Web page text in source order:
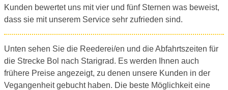
Kunden bewertet uns mit vier und fünf Sternen was beweist,
dass sie mit unserem Service sehr zufrieden sind.
Unten sehen Sie die Reederei/en und die Abfahrtszeiten für
die Strecke Bol nach Starigrad. Es werden Ihnen auch
frühere Preise angezeigt, zu denen unsere Kunden in der
Vegangenheit gebucht haben. Die beste Möglichkeit eine